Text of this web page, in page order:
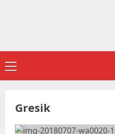
Primary
Menu
Gresik